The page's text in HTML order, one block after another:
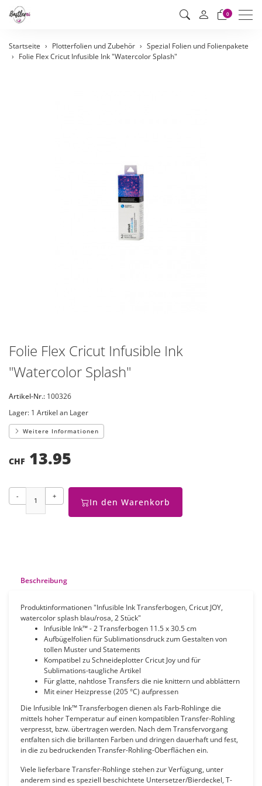
0
Startseite Plotterfolien und Zubehör
Spezial Folien und Folienpakete
Folie Flex Cricut Infusible Ink "Watercolor Splash"
Folie Flex Cricut Infusible Ink
"Watercolor Splash"
Artikel-Nr.: 100326
Lager: 1 Artikel an Lager
Weitere Informationen
CHF 13.95
- +
In den Warenkorb
Beschreibung
Produktinformationen "Infusible Ink Transferbogen, Cricut JOY,
watercolor splash blau/rosa, 2 Stück"
Infusible Ink™ - 2 Transferbogen 11.5 x 30.5 cm
Aufbügelfolien für Sublimationsdruck zum Gestalten von
tollen Muster und Statements
Kompatibel zu Schneideplotter Cricut Joy und für
Sublimations-taugliche Artikel
Für glatte, nahtlose Transfers die nie knittern und abblättern
Mit einer Heizpresse (205 °C) aufpressen
Die Infusible Ink™ Transferbogen dienen als Farb-Rohlinge die
mittels hoher Temperatur auf einen kompatiblen Transfer-Rohling
verpresst, bzw. übertragen werden. Nach dem Transfervorgang
entfalten sich die brillanten Farben und dringen dauerhaft und fest,
in die zu bedruckenden Transfer-Rohling-Oberflächen ein.
Viele lieferbare Transfer-Rohlinge stehen zur Verfügung, unter
anderem sind es speziell beschichtete Untersetzer/Bierdeckel, T-